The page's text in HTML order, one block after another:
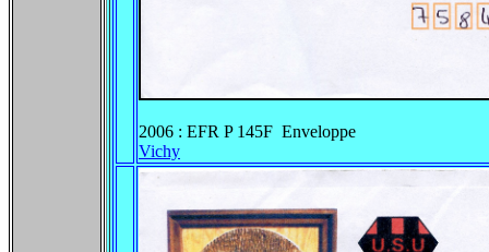
2006 : EFR P 145F Enveloppe
Vichy